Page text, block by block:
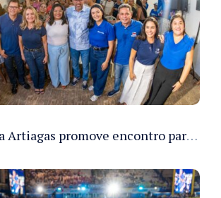
Instituto Eula Artiagas promove encontro para discutir melhorias para o bairro Petrópolis